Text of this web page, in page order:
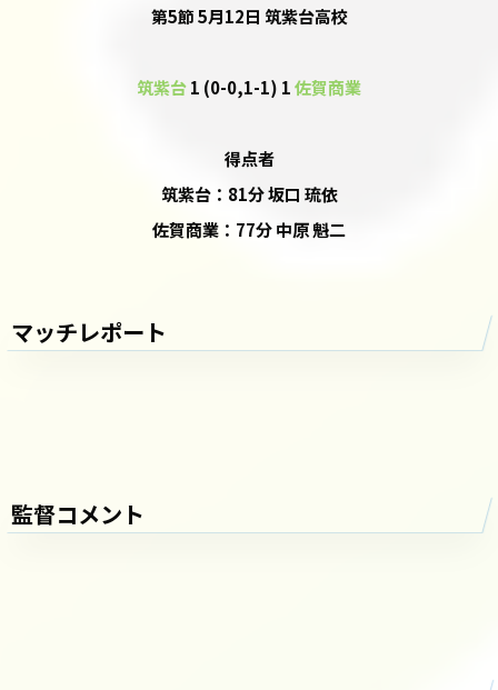
第5節 5月12日 筑紫台高校
筑紫台1 (0-0,1-1) 1佐賀商業
得点者
筑紫台：81分 坂口 琉依
佐賀商業：77分 中原 魁二
マッチレポート
監督コメント